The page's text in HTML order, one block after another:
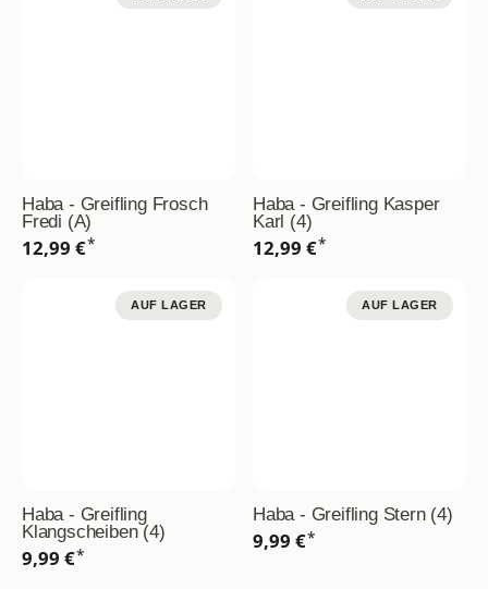
Haba - Greifling Frosch
Fredi (A)
12,99 €*
Haba - Greifling Kasper
Karl (4)
12,99 €*
AUF LAGER
Haba - Greifling
Klangscheiben (4)
9,99 €*
AUF LAGER
Haba - Greifling Stern (4)
9,99 €*